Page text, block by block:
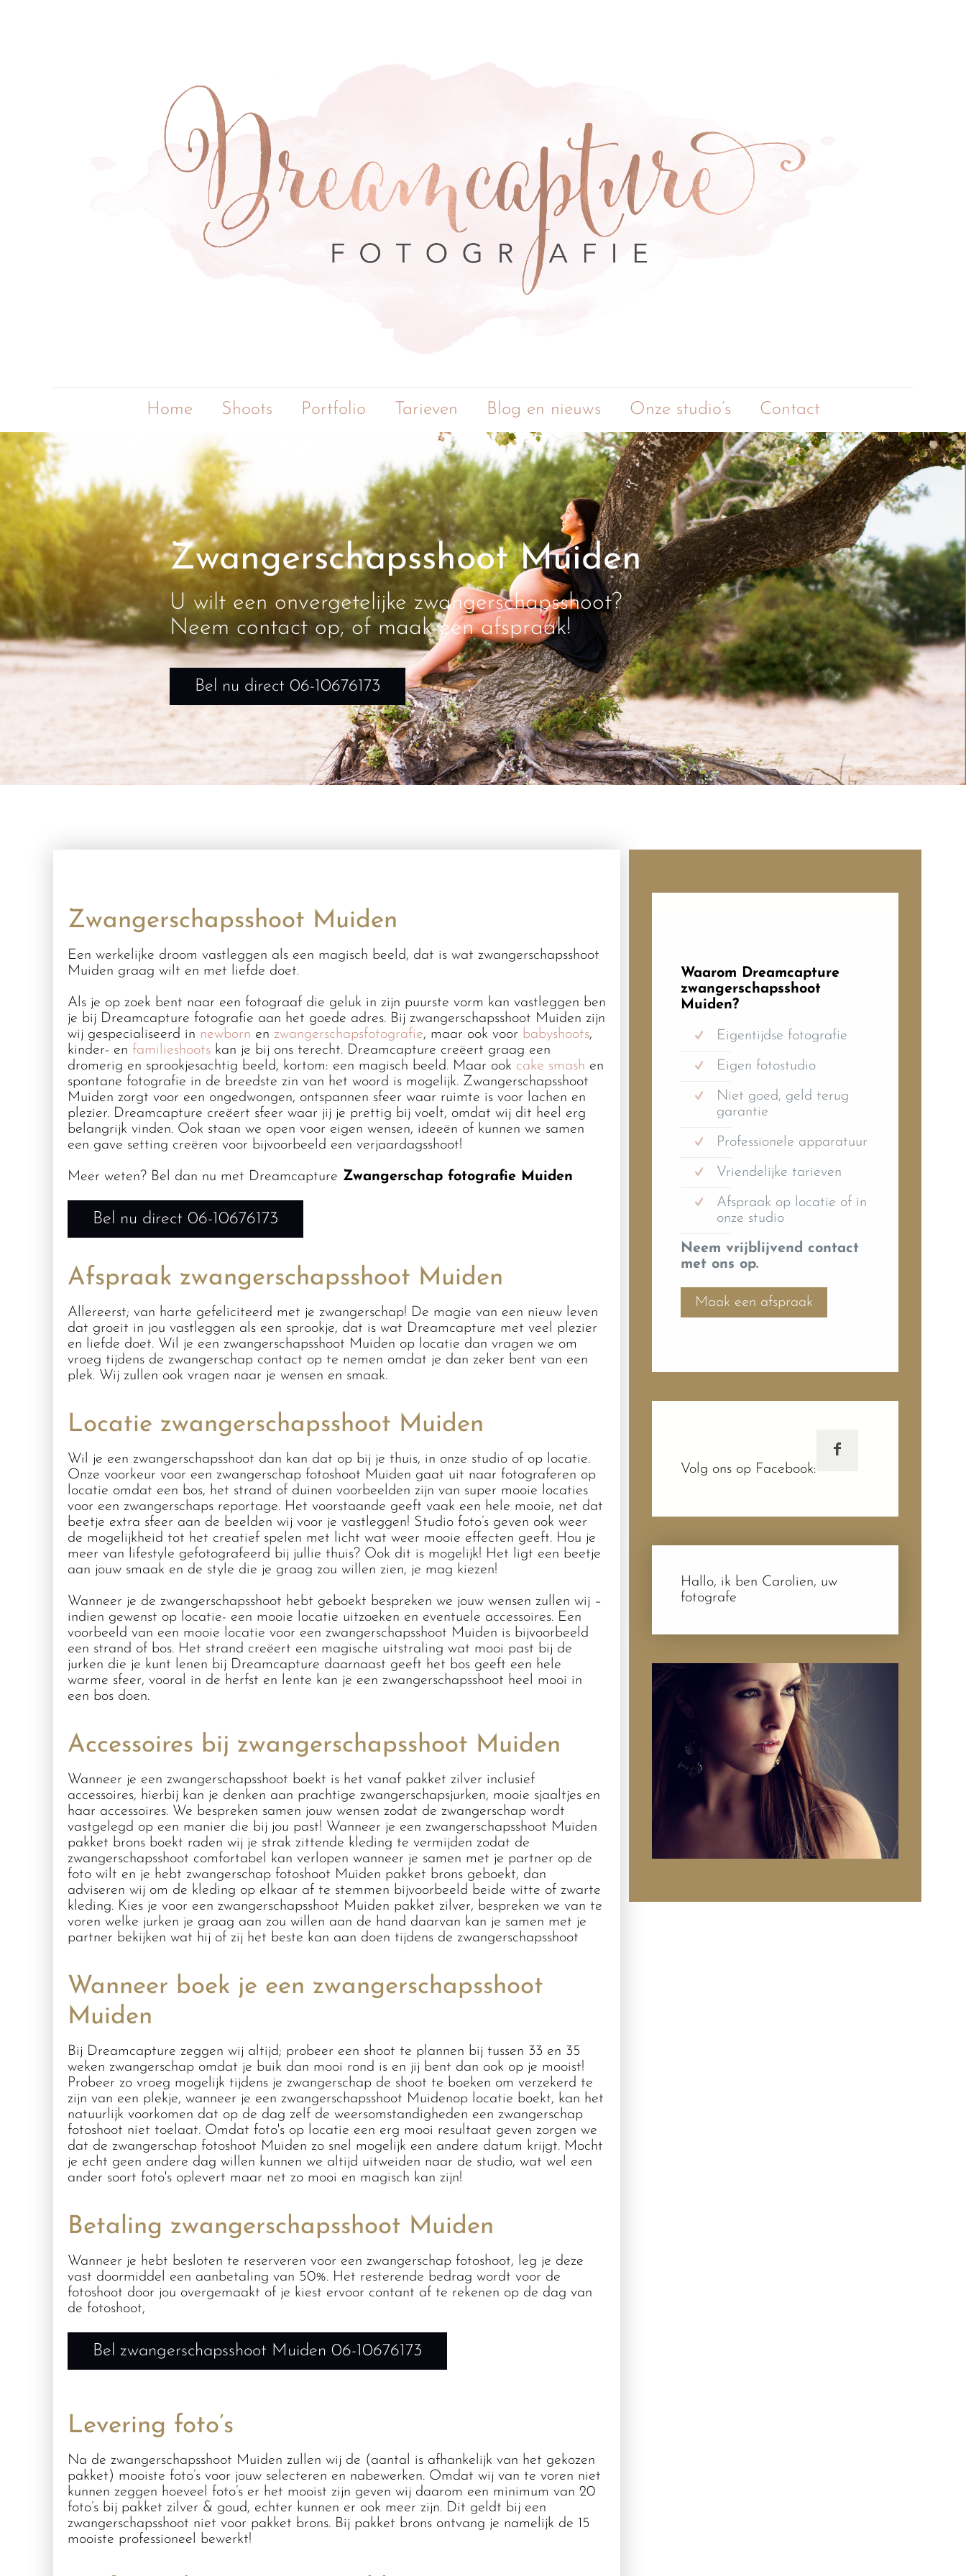
Home Shoots Portfolio Tarieven Blog en nieuws Onze studio’s Contact
Zwangerschapsshoot Muiden
U wilt een onvergetelijke zwangerschapsshoot?
Neem contact op, of maak een afspraak!
Bel nu direct 06-10676173
Zwangerschapsshoot Muiden
Een werkelijke droom vastleggen als een magisch beeld, dat is wat zwangerschapsshoot
Muiden graag wilt en met liefde doet.
Als je op zoek bent naar een fotograaf die geluk in zijn puurste vorm kan vastleggen ben
je bij Dreamcapture fotografie aan het goede adres. Bij zwangerschapsshoot Muiden zijn
wij gespecialiseerd in newborn en zwangerschapsfotografie, maar ook voor babyshoots,
kinder- en familieshoots kan je bij ons terecht. Dreamcapture creëert graag een
dromerig en sprookjesachtig beeld, kortom: een magisch beeld. Maar ook cake smash en
spontane fotografie in de breedste zin van het woord is mogelijk. Zwangerschapsshoot
Muiden zorgt voor een ongedwongen, ontspannen sfeer waar ruimte is voor lachen en
plezier. Dreamcapture creëert sfeer waar jij je prettig bij voelt, omdat wij dit heel erg
belangrijk vinden. Ook staan we open voor eigen wensen, ideeën of kunnen we samen
een gave setting creëren voor bijvoorbeeld een verjaardagsshoot!
Meer weten? Bel dan nu met Dreamcapture Zwangerschap fotografie Muiden
Bel nu direct 06-10676173
Afspraak zwangerschapsshoot Muiden
Allereerst; van harte gefeliciteerd met je zwangerschap! De magie van een nieuw leven
dat groeit in jou vastleggen als een sprookje, dat is wat Dreamcapture met veel plezier
en liefde doet. Wil je een zwangerschapsshoot Muiden op locatie dan vragen we om
vroeg tijdens de zwangerschap contact op te nemen omdat je dan zeker bent van een
plek. Wij zullen ook vragen naar je wensen en smaak.
Locatie zwangerschapsshoot Muiden
Wil je een zwangerschapsshoot dan kan dat op bij je thuis, in onze studio of op locatie.
Onze voorkeur voor een zwangerschap fotoshoot Muiden gaat uit naar fotograferen op
locatie omdat een bos, het strand of duinen voorbeelden zijn van super mooie locaties
voor een zwangerschaps reportage. Het voorstaande geeft vaak een hele mooie, net dat
beetje extra sfeer aan de beelden wij voor je vastleggen! Studio foto’s geven ook weer
de mogelijkheid tot het creatief spelen met licht wat weer mooie effecten geeft. Hou je
meer van lifestyle gefotografeerd bij jullie thuis? Ook dit is mogelijk! Het ligt een beetje
aan jouw smaak en de style die je graag zou willen zien, je mag kiezen!
Wanneer je de zwangerschapsshoot hebt geboekt bespreken we jouw wensen zullen wij –
indien gewenst op locatie- een mooie locatie uitzoeken en eventuele accessoires. Een
voorbeeld van een mooie locatie voor een zwangerschapsshoot Muiden is bijvoorbeeld
een strand of bos. Het strand creëert een magische uitstraling wat mooi past bij de
jurken die je kunt lenen bij Dreamcapture daarnaast geeft het bos geeft een hele
warme sfeer, vooral in de herfst en lente kan je een zwangerschapsshoot heel mooi in
een bos doen.
Accessoires bij zwangerschapsshoot Muiden
Wanneer je een zwangerschapsshoot boekt is het vanaf pakket zilver inclusief
accessoires, hierbij kan je denken aan prachtige zwangerschapsjurken, mooie sjaaltjes en
haar accessoires. We bespreken samen jouw wensen zodat de zwangerschap wordt
vastgelegd op een manier die bij jou past! Wanneer je een zwangerschapsshoot Muiden
pakket brons boekt raden wij je strak zittende kleding te vermijden zodat de
zwangerschapsshoot comfortabel kan verlopen wanneer je samen met je partner op de
foto wilt en je hebt zwangerschap fotoshoot Muiden pakket brons geboekt, dan
adviseren wij om de kleding op elkaar af te stemmen bijvoorbeeld beide witte of zwarte
kleding. Kies je voor een zwangerschapsshoot Muiden pakket zilver, bespreken we van te
voren welke jurken je graag aan zou willen aan de hand daarvan kan je samen met je
partner bekijken wat hij of zij het beste kan aan doen tijdens de zwangerschapsshoot
Wanneer boek je een zwangerschapsshoot
Muiden
Bij Dreamcapture zeggen wij altijd; probeer een shoot te plannen bij tussen 33 en 35
weken zwangerschap omdat je buik dan mooi rond is en jij bent dan ook op je mooist!
Probeer zo vroeg mogelijk tijdens je zwangerschap de shoot te boeken om verzekerd te
zijn van een plekje, wanneer je een zwangerschapsshoot Muidenop locatie boekt, kan het
natuurlijk voorkomen dat op de dag zelf de weersomstandigheden een zwangerschap
fotoshoot niet toelaat. Omdat foto's op locatie een erg mooi resultaat geven zorgen we
dat de zwangerschap fotoshoot Muiden zo snel mogelijk een andere datum krijgt. Mocht
je echt geen andere dag willen kunnen we altijd uitweiden naar de studio, wat wel een
ander soort foto's oplevert maar net zo mooi en magisch kan zijn!
Betaling zwangerschapsshoot Muiden
Wanneer je hebt besloten te reserveren voor een zwangerschap fotoshoot, leg je deze
vast doormiddel een aanbetaling van 50%. Het resterende bedrag wordt voor de
fotoshoot door jou overgemaakt of je kiest ervoor contant af te rekenen op de dag van
de fotoshoot,
Bel zwangerschapsshoot Muiden 06-10676173
Levering foto’s
Na de zwangerschapsshoot Muiden zullen wij de (aantal is afhankelijk van het gekozen
pakket) mooiste foto’s voor jouw selecteren en nabewerken. Omdat wij van te voren niet
kunnen zeggen hoeveel foto’s er het mooist zijn geven wij daarom een minimum van 20
foto’s bij pakket zilver & goud, echter kunnen er ook meer zijn. Dit geldt bij een
zwangerschapsshoot niet voor pakket brons. Bij pakket brons ontvang je namelijk de 15
mooiste professioneel bewerkt!
Waarom Dreamcapture
zwangerschapsshoot
Muiden?
Eigentijdse fotografie
Eigen fotostudio
Niet goed, geld terug
garantie
Professionele apparatuur
Vriendelijke tarieven
Afspraak op locatie of in
onze studio
Neem vrijblijvend contact
met ons op.
Maak een afspraak
Volg ons op Facebook:
Hallo, ik ben Carolien, uw
fotografe